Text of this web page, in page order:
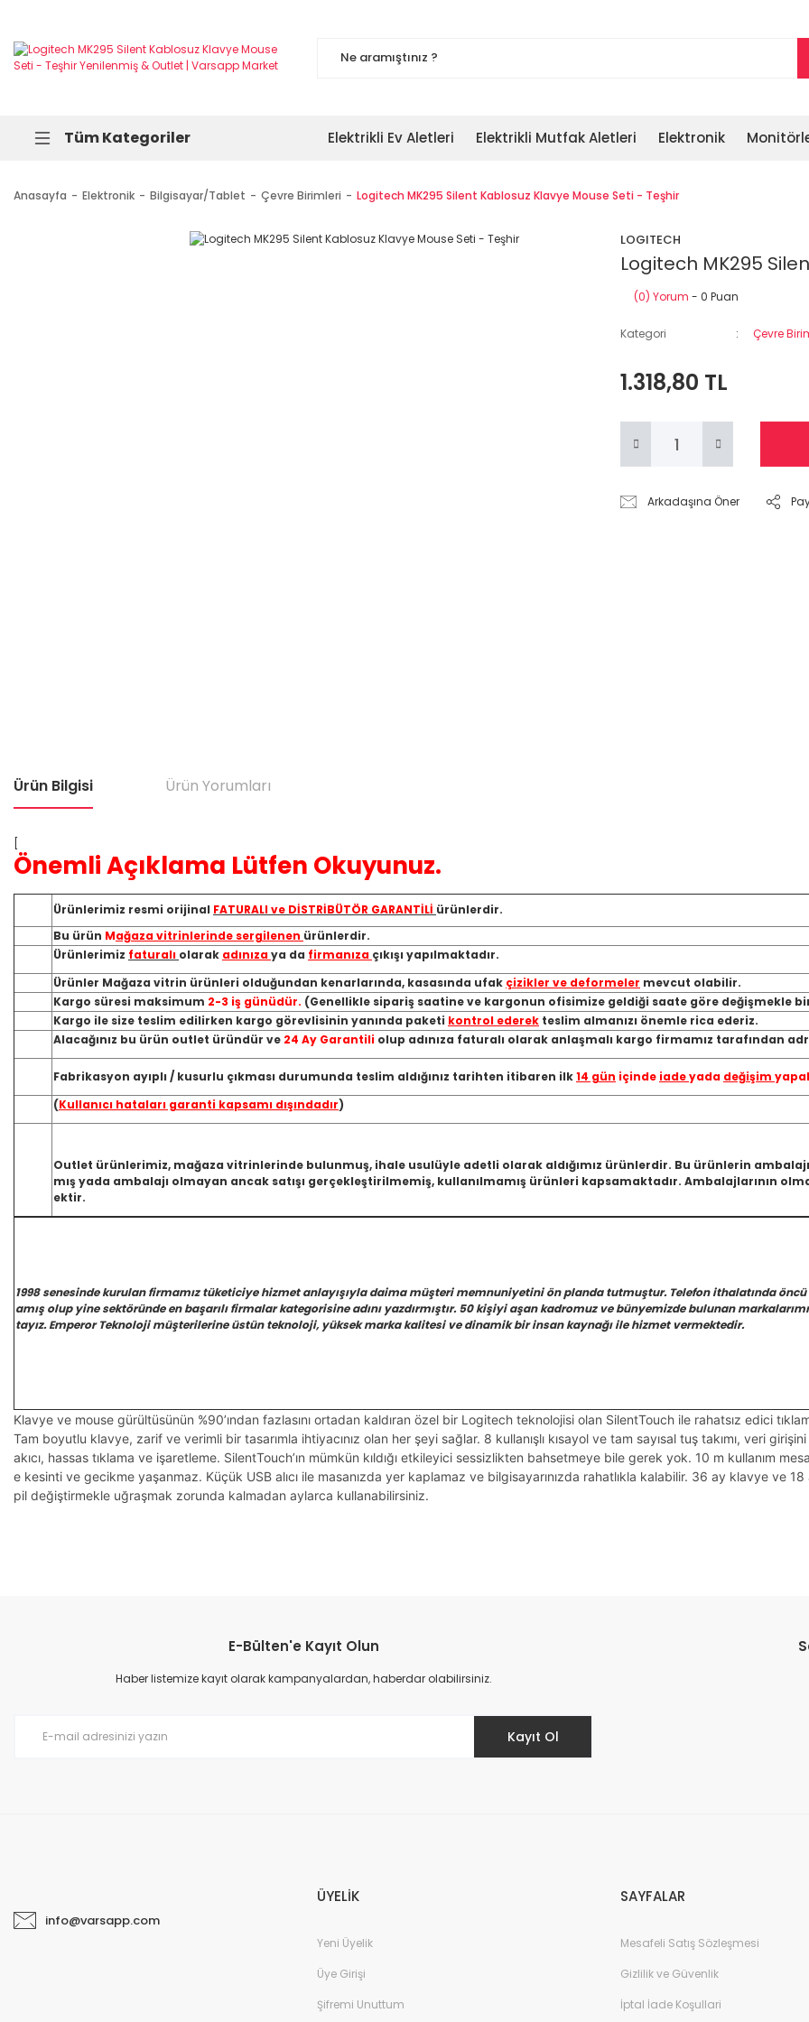
Tüm Kategoriler Elektrikli Ev Aletleri Elektrikli Mutfak Aletleri Elektronik
Anasayfa Elektronik Bilgisayar/Tablet Çevre Birimleri Logitech MK295 Silent Kablosuz Klavye Mouse Seti - Teşhir
LOGITECH
Logitech MK295
(0) Yorum - 0 Puan
Kategori Çevre
1.318,80 TL
Arkadaşına Öner
Ürün Bilgisi Ürün Yorumları
Önemli Açıklama Lütfen Okuyunuz.
Ürünlerimiz resmi orijinal FATURALI ve DİSTRİBÜTÖR GARANTİLİ ürünlerdir.
Bu ürün Mağaza vitrinlerinde sergilenen ürünlerdir.
Ürünlerimiz faturalı olarak adınızaya da firmanıza çıkışı yapılmaktadır.
Ürünler Mağaza vitrin ürünleri olduğundan kenarlarında, kasasında ufak çizikler ve deformeler mevcut olabilir.
Kargo süresi maksimum 2-3 iş günüdür. (Genellikle sipariş saatine ve kargonun ofisimize geldiği saate göre değişmekle
Kargo ile size teslim edilirken kargo görevlisinin yanında paketi kontrol ederek teslim almanızı önemle rica ederiz.
Alacağınız bu ürün outlet üründür ve 24 Ay Garantili olup adınıza faturalı olarak anlaşmalı kargo firmamız tarafından
Fabrikasyon ayıplı / kusurlu çıkması durumunda teslim aldığınız tarihten itibaren ilk14 gün içinde iadeyada değişim
(Kullanıcı hataları garanti kapsamı dışındadır)
Outlet ürünlerimiz, mağaza vitrinlerinde bulunmuş, ihale usulüyle adetli olarak aldığımız ürünlerdir. Bu ürünlerin
mış yada ambalajı olmayan ancak satışı gerçekleştirilmemiş, kullanılmamış ürünleri kapsamaktadır. Ambalajlarının
ektir.
1998 senesinde kurulan firmamız tüketiciye hizmet anlayışıyla daima müşteri memnuniyetini ön planda tutmuştur. Telefon ithalatında
amış olup yine sektöründe en başarılı firmalar kategorisine adını yazdırmıştır. 50 kişiyi aşan kadromuz ve bünyemizde bulunan
tayız. Emperor Teknoloji müşterilerine üstün teknoloji, yüksek marka kalitesi ve dinamik bir insan kaynağı ile hizmet vermektedir.
Klavye ve mouse gürültüsünün %90’ından fazlasını ortadan kaldıran özel bir Logitech teknolojisi olan SilentTouch ile rahatsız edici
Tam boyutlu klavye, zarif ve verimli bir tasarımla ihtiyacınız olan her şeyi sağlar. 8 kullanışlı kısayol ve tam sayısal tuş takımı, veri
akıcı, hassas tıklama ve işaretleme. SilentTouch’ın mümkün kıldığı etkileyici sessizlikten bahsetmeye bile gerek yok. 10 m kullanım
e kesinti ve gecikme yaşanmaz. Küçük USB alıcı ile masanızda yer kaplamaz ve bilgisayarınızda rahatlıkla kalabilir. 36 ay klavye ve
pil değiştirmekle uğraşmak zorunda kalmadan aylarca kullanabilirsiniz.
E-Bülten'e Kayıt Olun
Haber listemize kayıt olarak kampanyalardan, haberdar olabilirsiniz.
Kayıt Ol
info@varsapp.com
ÜYELİK
Yeni Üyelik
Üye Girişi
Şifremi Unuttum
SAYFALAR
Mesafeli Satış Sözleşmesi
Gizlilik ve Güvenlik
İptal İade Koşullari